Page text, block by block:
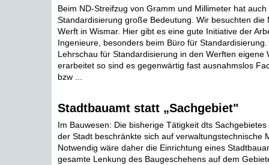
Beim ND-Streifzug von Gramm und Millimeter hat auch
Standardisierung große Bedeutung. Wir besuchten die
Werft in Wismar. Hier gibt es eine gute Initiative der
Ingenieure, besonders beim Büro für
Lehrschau für Standardisierung in den Werften eigene
erarbeitet so sind es gegenwärtig fast ausnahmslos
bzw ...
Stadtbauamt statt „Sachgebiet"
Im Bauwesen: Die bisherige Tätigkeit dts
der Stadt beschränkte sich auf verwaltungstechnische
Notwendig wäre daher die Einrichtung eines
gesamte Lenkung des Baugeschehens auf dem